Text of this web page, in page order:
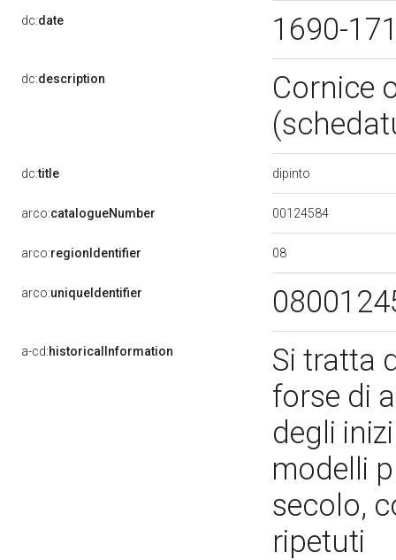
dc:date 1690-
dc:description
Cornice
dc:title dipinto
arco:catalogueNumber 00124584
arco:regionIdentifier 08
arco:uniqueIdentifier
a-cd:historicalInformation
Si tratta
forse di
degli
modelli
secolo,
ripetuti